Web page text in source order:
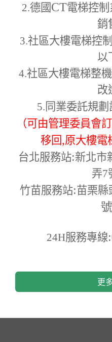
2.德國 CT電梯控制
銷
3.社區大樓電梯控
以
4.社區大樓電梯整
改
5. 同業委託規
（可由管理委員會
移回,原大樓電
台北服務站:新北市
弄7
竹苗服務站:苗栗縣
24H服務專線
更